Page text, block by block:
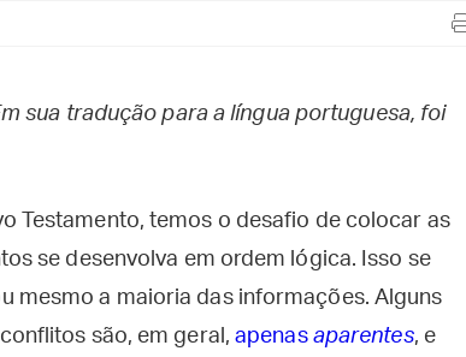
sua tradução para a língua portuguesa, foi
Testamento, temos o desafio de colocar as
se desenvolva em ordem lógica. Isso se
mesmo a maioria das informações. Alguns
são, em geral, apenas aparentes, e